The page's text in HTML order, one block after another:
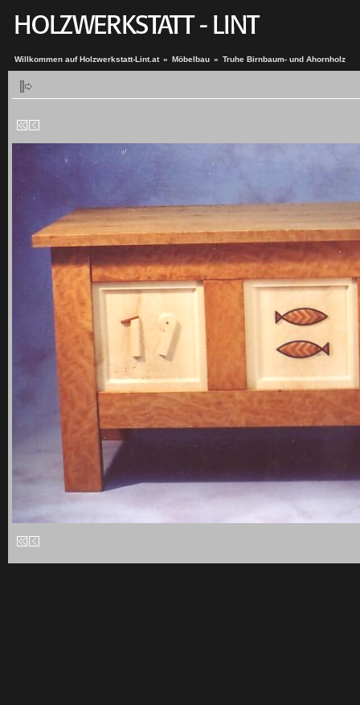
Willkommen auf Holzwerkstatt-Lint.at » Möbelbau » Truhe Birnbaum- und Ahornholz